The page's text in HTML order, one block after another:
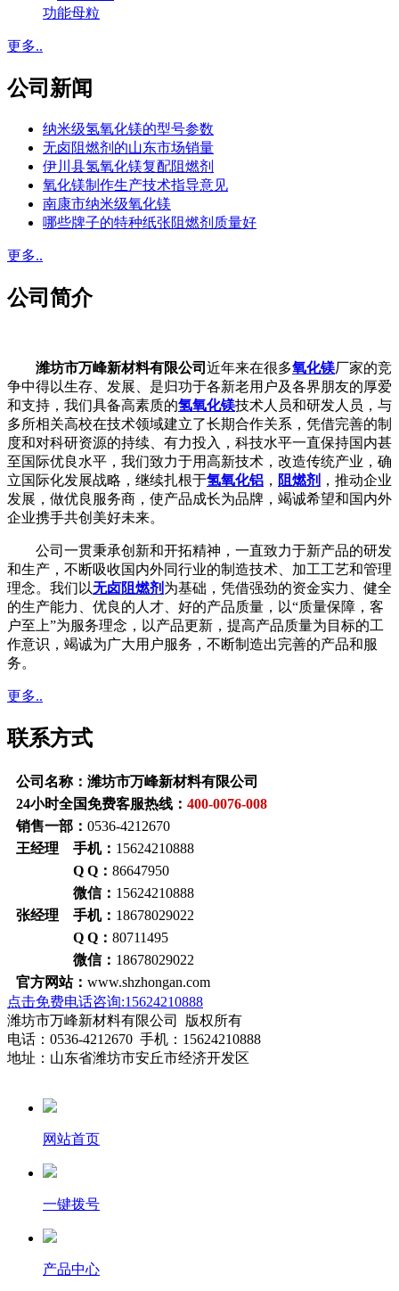
功能母粒
更多..
公司新闻
纳米级氢氧化镁的型号参数
无卤阻燃剂的山东市场销量
伊川县氢氧化镁复配阻燃剂
氧化镁制作生产技术指导意见
南康市纳米级氧化镁
哪些牌子的特种纸张阻燃剂质量好
更多..
公司简介
潍坊市万峰新材料有限公司 近年来在很多氧化镁厂家的竞
争中得以生存、发展、是归功于各新老用户及各界朋友的厚爱
和支持，我们具备高素质的氢氧化镁技术人员和研发人员，与
多所相关高校在技术领域建立了长期合作关系，凭借完善的制
度和对科研资源的持续、有力投入，科技水平一直保持国内甚
至国际优良水平，我们致力于用高新技术，改造传统产业，确
立国际化发展战略，继续扎根于氢氧化铝 ， 阻燃剂 ，推动企业
发展，做优良服务商，使产品成长为品牌，竭诚希望和国内外
企业携手共创美好未来。
公司一贯秉承创新和开拓精神，一直致力于新产品的研发
和生产，不断吸收国内外同行业的制造技术、加工工艺和管理
理念。我们以无卤阻燃剂 为基础，凭借强劲的资金实力、健全
的生产能力、优良的人才、好的产品质量，以“质量保障，客
户至上”为服务理念，以产品更新，提高产品质量为目标的工
作意识，竭诚为广大用户服务，不断制造出完善的产品和服
务。
更多..
联系方式
公司名称：潍坊市万峰新材料有限公司
24小时全国免费客服热线： 400-0076-008
销售一部： 0536-4212670
王经理 手机： 15624210888
Q Q： 86647950
微信： 15624210888
张经理 手机： 18678029022
Q Q： 80711495
微信： 18678029022
官方网站： www.shzhongan.com
点击免费电话咨询:15624210888
潍坊市万峰新材料有限公司 版权所有
电话：0536-4212670 手机：15624210888
地址：山东省潍坊市安丘市经济开发区
网站首页
一键拨号
产品中心